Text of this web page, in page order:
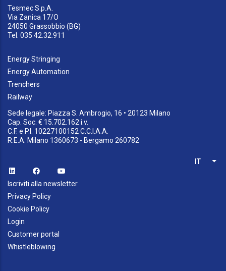
Tesmec S.p.A.
Via Zanica 17/O
24050 Grassobbio (BG)
Tel. 035 42.32.911
Energy Stringing
Energy Automation
Trenchers
Railway
Sede legale: Piazza S. Ambrogio, 16 • 20123 Milano
Cap. Soc. € 15.702.162 i.v.
C.F. e P.I. 10227100152 C.C.I.A.A.
R.E.A. Milano 1360673 - Bergamo 260782
IT
Iscriviti alla newsletter
Privacy Policy
Cookie Policy
Login
Customer portal
Whistleblowing